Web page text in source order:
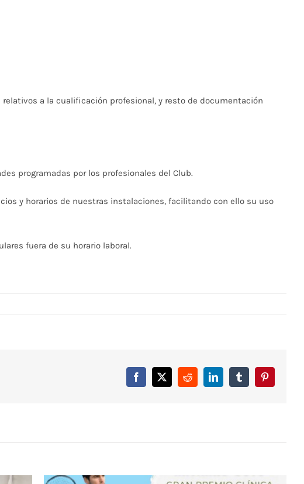
a la cualificación profesional, y resto de documentación
programadas por los profesionales del Club.
y horarios de nuestras instalaciones, facilitando con ello su uso
fuera de su horario laboral.
Facebook
X RedditLinkedInTumblrPinterest